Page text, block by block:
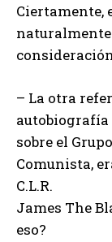
Ciertamente,
naturalmente
– La otra
autobiografía
sobre el
Comunista,
C.L.R.
James The
eso?